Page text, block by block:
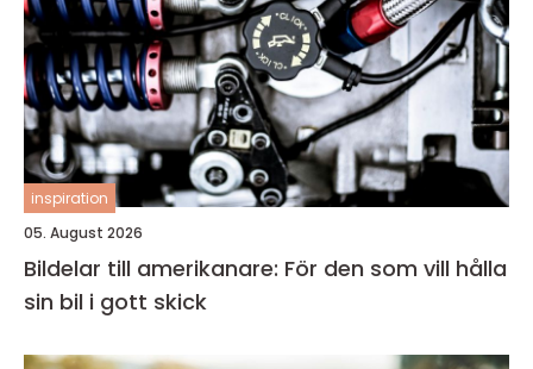
inspiration
05. August 2026
Bildelar till amerikanare: För den som vill hålla
sin bil i gott skick